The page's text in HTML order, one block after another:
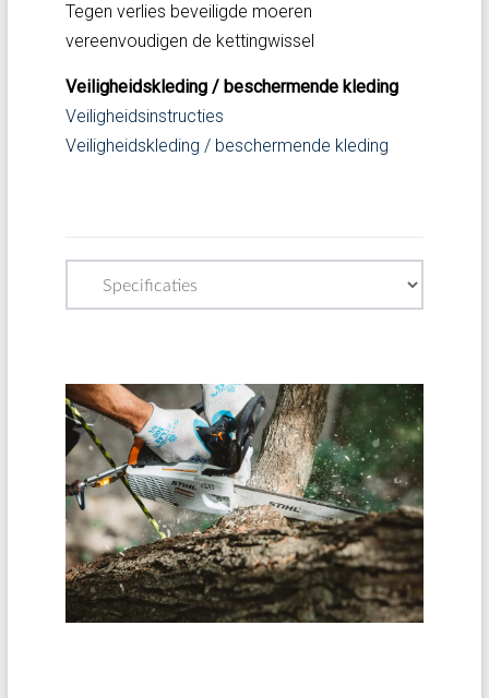
Tegen verlies beveiligde moeren
vereenvoudigen de kettingwissel
Veiligheidskleding / beschermende kleding
Veiligheidsinstructies
Veiligheidskleding / beschermende kleding